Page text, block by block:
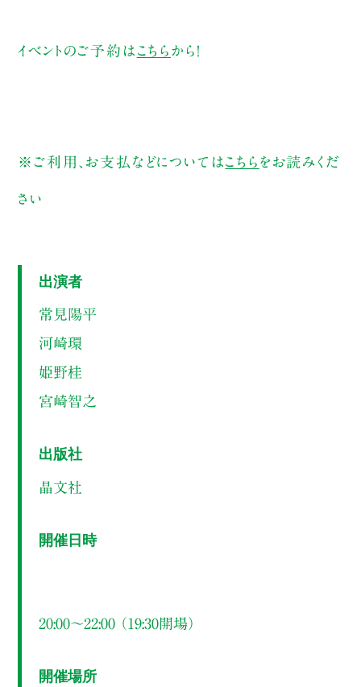
イベントのご予約は こちら から！
※ご利用、お支払などについては こちら をお読みくだ
さい
出演者
常見陽平
河崎環
姫野桂
宮崎智之
出版社
晶文社
開催日時
20:00～22:00 （19:30開場）
開催場所